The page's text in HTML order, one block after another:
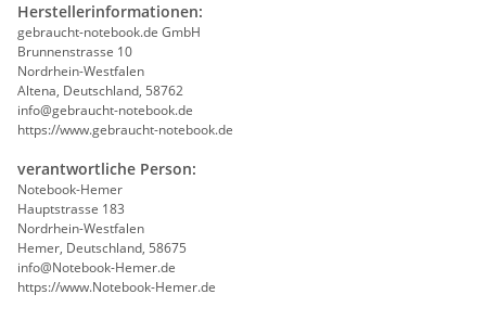
Herstellerinformationen:
gebraucht-notebook.de GmbH
Brunnenstrasse 10
Nordrhein-Westfalen
Altena, Deutschland, 58762
info@gebraucht-notebook.de
https://www.gebraucht-notebook.de
verantwortliche Person:
Notebook-Hemer
Hauptstrasse 183
Nordrhein-Westfalen
Hemer, Deutschland, 58675
info@Notebook-Hemer.de
https://www.Notebook-Hemer.de